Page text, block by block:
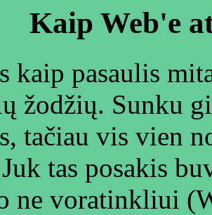
Kaip Web'e
kaip pasaulis
žodžių. Sunku
tačiau vis vien
tas posakis
ne voratinkliui